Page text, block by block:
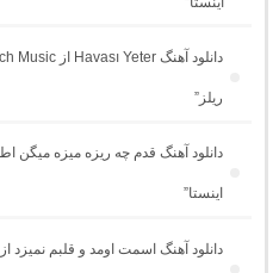
ریلز”
دانلود آهنگ ﻗﺪم ﭼﻪ رﻳﺰه ﻣﻴﺰه ﻣﻴﮕﻦ
اینستا”
دانلود آهنگ اسمت اومد و قلبم نمیزد